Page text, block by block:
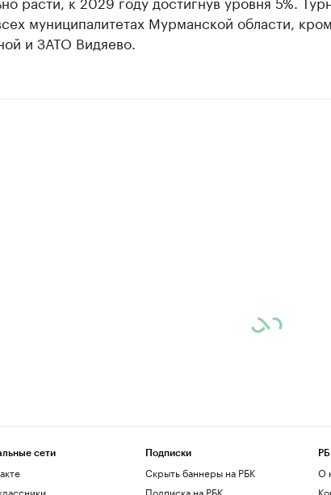
муниципалитетах Мурманской области,
и ЗАТО Видяево.
сети Подписки
Скрыть баннеры на РБК
Подписка на РБК
О